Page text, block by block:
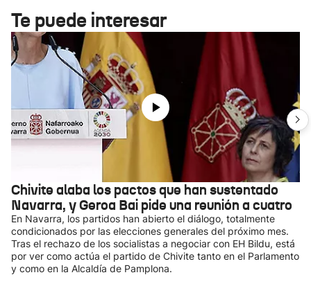
Te puede interesar
Chivite alaba los pactos que han sustentado
Navarra, y Geroa Bai pide una reunión a cuatro
En Navarra, los partidos han abierto el diálogo, totalmente
condicionados por las elecciones generales del próximo mes.
Tras el rechazo de los socialistas a negociar con EH Bildu, está
por ver como actúa el partido de Chivite tanto en el Parlamento
y como en la Alcaldía de Pamplona.